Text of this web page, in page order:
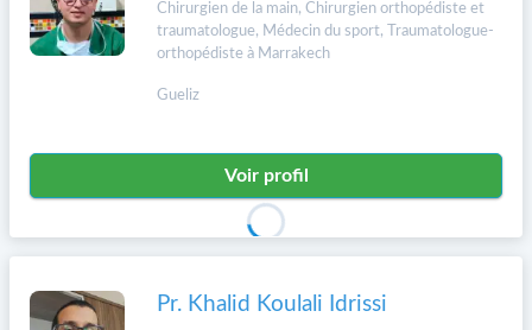
Chirurgien de la main, Chirurgien orthopédiste et
traumatologue, Médecin du sport, Traumatologue-
orthopédiste à Marrakech
Gueliz
Voir profil
Pr. Khalid Koulali Idrissi